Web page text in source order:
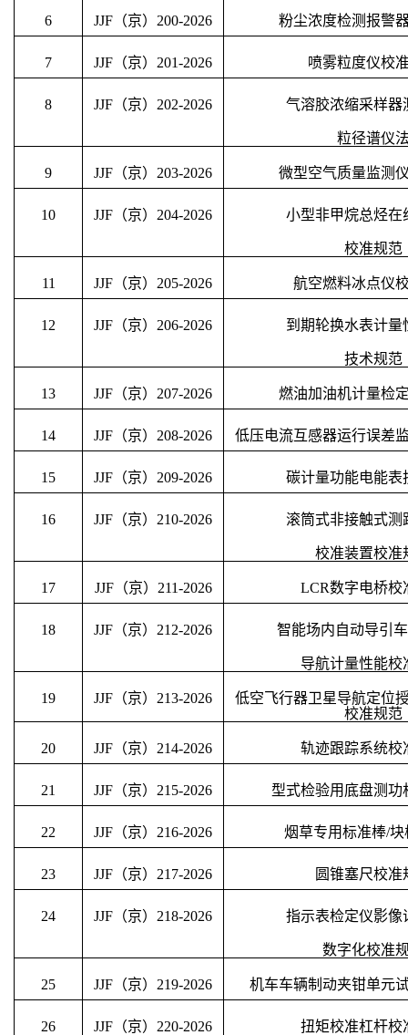
6 JJF（京） 200-2026 粉尘浓度检测报警
7 JJF（京） 201-2026 喷雾粒度仪校
8 JJF（京） 202-2026 气溶胶浓缩采样器
粒径谱仪
9 JJF（京） 203-2026 微型空气质量监测
10 JJF（京） 204-2026 小型非甲烷总烃在
校准规范
11 JJF（京） 205-2026 航空燃料冰点仪
12 JJF（京） 206-2026 到期轮换水表计量
技术规范
13 JJF（京） 207-2026 燃油加油机计量检
14 JJF（京） 208-2026 低压电流互感器运行误差
15 JJF（京） 209-2026 碳计量功能电能表
16 JJF（京） 210-2026 滚筒式非接触式测
校准装置校准
17 JJF（京） 211-2026 LCR数字电桥校
18 JJF（京） 212-2026 智能场内自动导引
导航计量性能校
19 JJF（京） 213-2026
低空飞行器卫星导航定位
校准规范
20 JJF（京） 214-2026 轨迹跟踪系统校
21 JJF（京） 215-2026 型式检验用底盘测功
22 JJF（京） 216-2026 烟草专用标准棒/块
23 JJF（京） 217-2026 圆锥塞尺校准
24 JJF（京） 218-2026 指示表检定仪影像
数字化校准
25 JJF（京） 219-2026 机车车辆制动夹钳单元
26 JJF（京） 220-2026 扭矩校准杠杆校